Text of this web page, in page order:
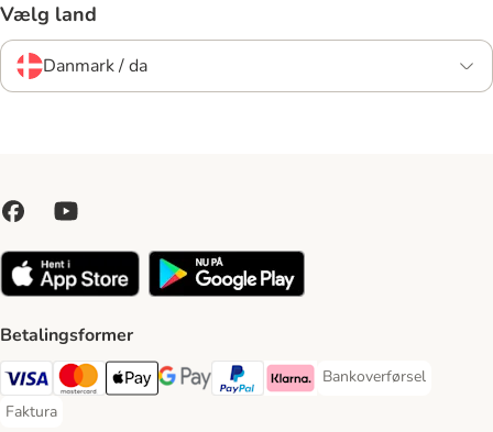
Vælg land
Danmark / da
Betalingsformer
VISA Payment Method
Mastercard Payment Method
Apply pay Payment Method
Google Pay Payment Method
paypal Payment Method
Klarna Payment Method
Bankoverførsel
Bankoverførsel
Faktura
Faktura Payment Method